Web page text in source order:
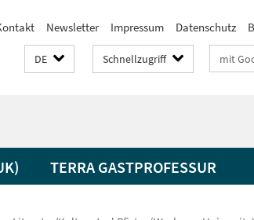
Newsletter Impressum Datenschutz
DE Schnellzugriff
TERRA GASTPROFESSUR